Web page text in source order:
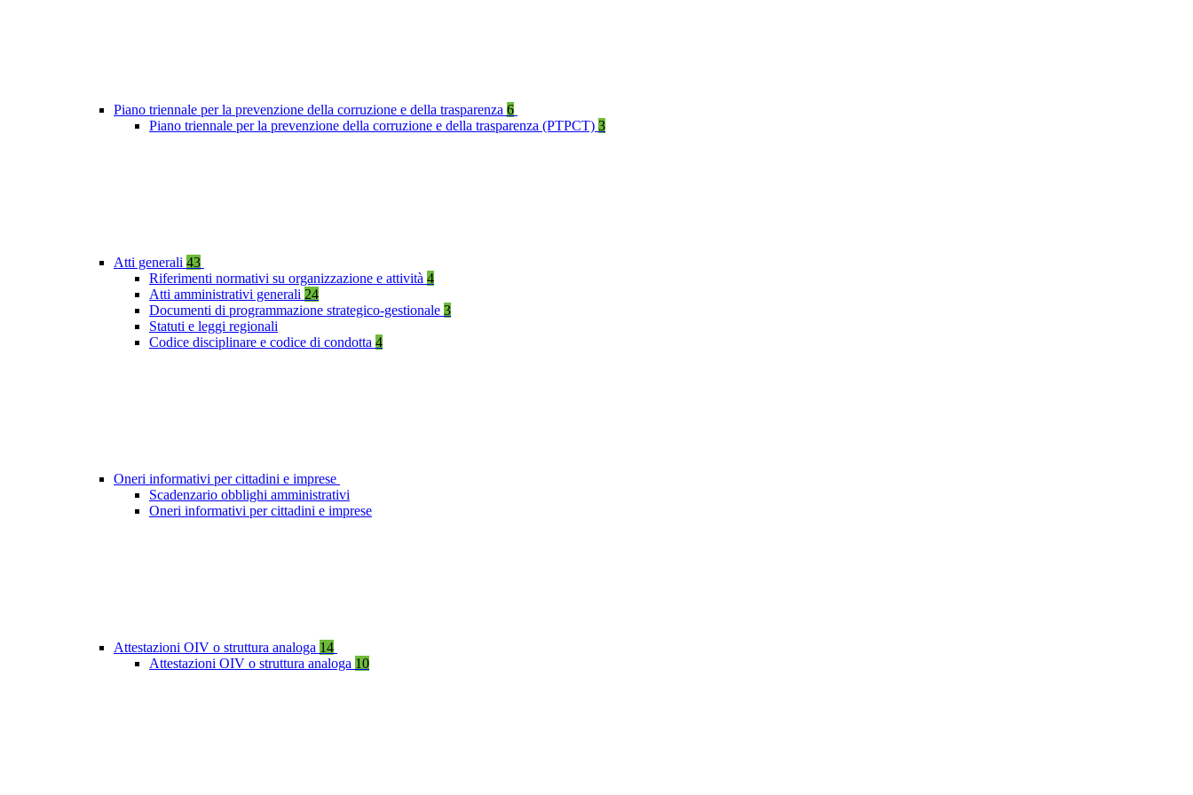
Piano triennale per la prevenzione della corruzione e della trasparenza 6
Piano triennale per la prevenzione della corruzione e della trasparenza (PTPCT) 3
Atti generali 43
Riferimenti normativi su organizzazione e attività 4
Atti amministrativi generali 24
Documenti di programmazione strategico-gestionale 3
Statuti e leggi regionali
Codice disciplinare e codice di condotta 4
Oneri informativi per cittadini e imprese
Scadenzario obblighi amministrativi
Oneri informativi per cittadini e imprese
Attestazioni OIV o struttura analoga 14
Attestazioni OIV o struttura analoga 10